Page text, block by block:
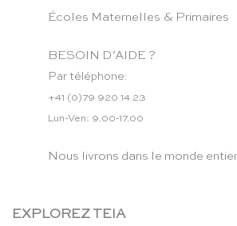
Écoles Maternelles & Primaires
BESOIN D’AIDE ?
Par téléphone:
+41 (0)79 920 14 23
Lun-Ven: 9.00-17.00
Nous livrons dans le monde
EXPLOREZ TEIA